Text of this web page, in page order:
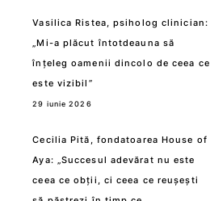
Vasilica Ristea, psiholog clinician:
„Mi-a plăcut întotdeauna să
înțeleg oamenii dincolo de ceea ce
este vizibil”
29 iunie 2026
Cecilia Pită, fondatoarea House of
Aya: „Succesul adevărat nu este
ceea ce obții, ci ceea ce reușești